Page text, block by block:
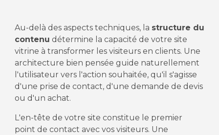
Au-delà des aspects techniques, la structure du
contenu détermine la capacité de votre site
vitrine à transformer les visiteurs en clients. Une
architecture bien pensée guide naturellement
l'utilisateur vers l'action souhaitée, qu'il s'agisse
d'une prise de contact, d'une demande de devis
ou d'un achat.
L'en-tête de votre site constitue le premier
point de contact avec vos visiteurs. Une